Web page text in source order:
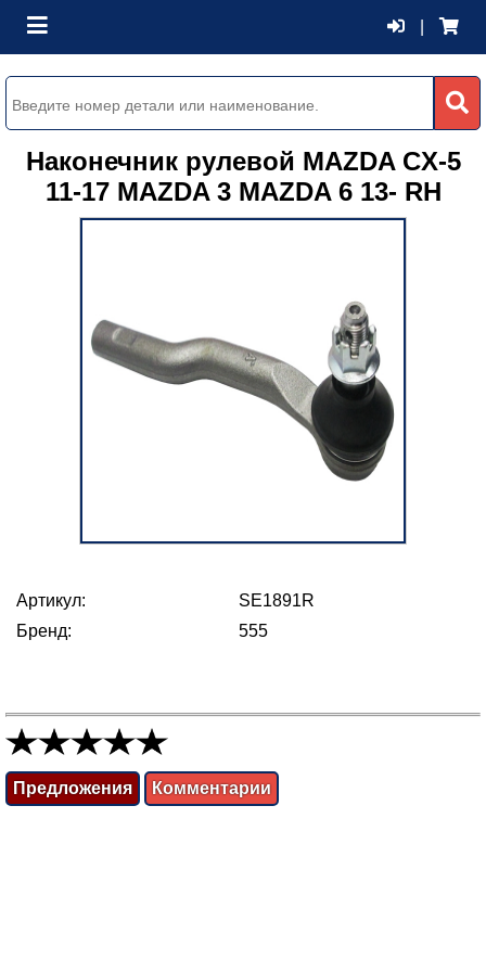
Наконечник рулевой MAZDA CX-5
11-17 MAZDA 3 MAZDA 6 13- RH
Артикул:
SE1891R
Бренд:
555
Предложения Комментарии